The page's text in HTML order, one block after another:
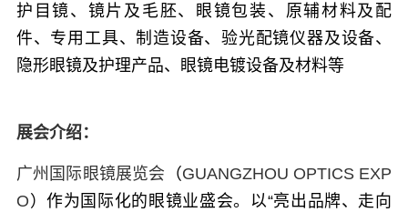
护目镜、镜片及毛胚、眼镜包装、原辅材料及配
件、专用工具、制造设备、验光配镜仪器及设备、
隐形眼镜及护理产品、眼镜电镀设备及材料等
展会介绍：
广州国际眼镜展览会 （GUANGZHOU OPTICS EXP
O）作为国际化的眼镜业盛会。以“亮出品牌、走向